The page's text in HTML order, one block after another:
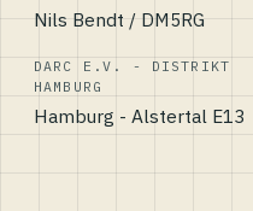
Nils Bendt / DM5RG
DARC E.V. - DISTRIKT
HAMBURG
Hamburg - Alstertal E13